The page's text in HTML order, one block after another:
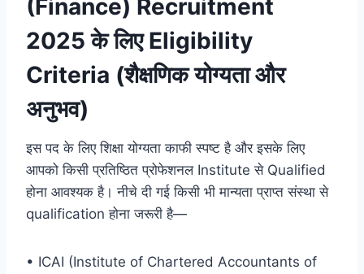
(Finance) Recruitment
2025 के लिए Eligibility
Criteria (शैक्षणिक योग्यता और
अनुभव)
इस पद के लिए शिक्षा योग्यता काफी स्पष्ट है और इसके लिए
आपको किसी प्रतिष्ठित प्रोफेशनल Institute से Qualified
होना आवश्यक है। नीचे दी गई किसी भी मान्यता प्राप्त संस्था से
qualification होना जरूरी है—
• ICAI (Institute of Chartered Accountants of